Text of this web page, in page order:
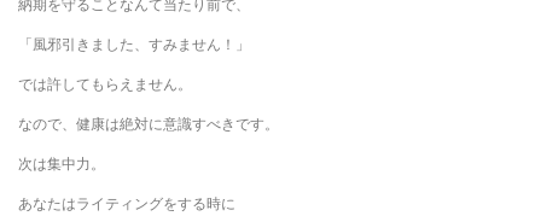
「風邪引きました、すみません！」
では許してもらえません。
なので、健康は絶対に意識すべきです。
次は集中力。
あなたはライティングをする時に